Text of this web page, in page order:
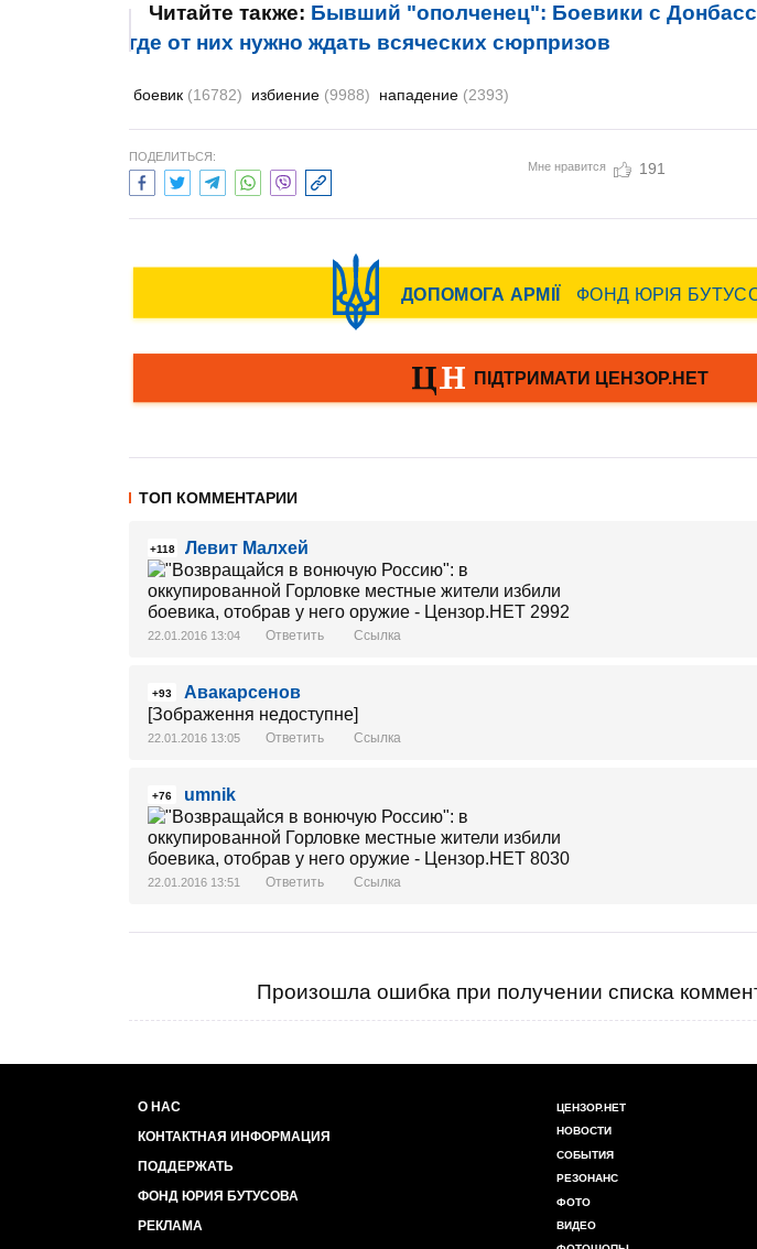
Читайте также: Бывший "ополченец": Боевики с
где от них нужно ждать всяческих сюрпризов
боевик (16782) избиение (9988) нападение (2393)
ПОДЕЛИТЬСЯ:
Мне нравится 191
ТОП КОММЕНТАРИИ
+118 Левит Малхей
22.01.2016 13:04 Ответить Ссылка
+93
Авакарсенов
[Зображення недоступне]
22.01.2016 13:05 Ответить Ссылка
+76 umnik
22.01.2016 13:51 Ответить Ссылка
Произошла ошибка при получении списка
О НАС
КОНТАКТНАЯ ИНФОРМАЦИЯ
ПОДДЕРЖАТЬ
ФОНД ЮРИЯ БУТУСОВА
РЕКЛАМА
ЦЕНЗОР.НЕТ
НОВОСТИ
СОБЫТИЯ
РЕЗОНАНС
ФОТО
ВИДЕО